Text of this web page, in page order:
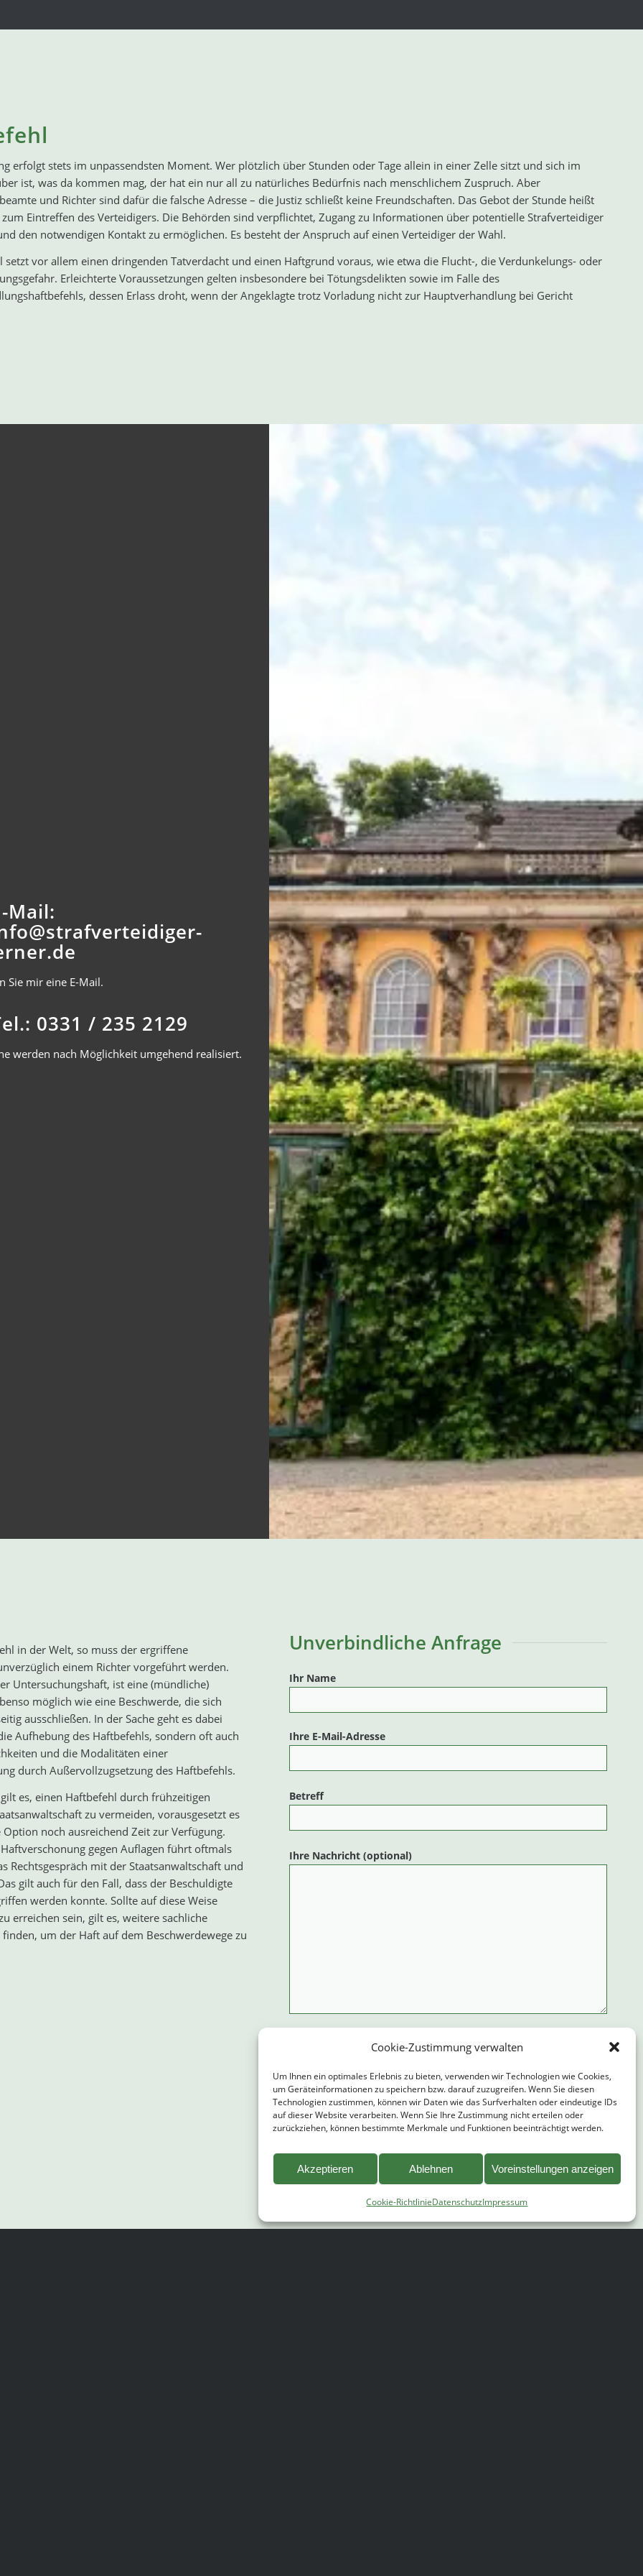
Cookie-Zustimmung verwalten
Um Ihnen ein optimales Erlebnis zu bieten, verwenden wir Technologien wie Cookies,
um Geräteinformationen zu speichern bzw. darauf zuzugreifen. Wenn Sie diesen
Technologien zustimmen, können wir Daten wie das Surfverhalten oder eindeutige IDs
auf dieser Website verarbeiten. Wenn Sie Ihre Zustimmung nicht erteilen oder
zurückziehen, können bestimmte Merkmale und Funktionen beeinträchtigt werden.
Akzeptieren Ablehnen Voreinstellungen anzeigen
Cookie-RichtlinieDatenschutzImpressum
erfolgt stets im unpassendsten Moment. Wer plötzlich über Stunden oder Tage allein in einer Zelle sitzt und sich im
ist, was da kommen mag, der hat ein nur all zu natürliches Bedürfnis nach menschlichem Zuspruch. Aber
und Richter sind dafür die falsche Adresse – die Justiz schließt keine Freundschaften. Das Gebot der Stunde heißt
Eintreffen des Verteidigers. Die Behörden sind verpflichtet, Zugang zu Informationen über potentielle Strafverteidiger
den notwendigen Kontakt zu ermöglichen. Es besteht der Anspruch auf einen Verteidiger der Wahl.
setzt vor allem einen dringenden Tatverdacht und einen Haftgrund voraus, wie etwa die Flucht-, die Verdunkelungs- oder
Erleichterte Voraussetzungen gelten insbesondere bei Tötungsdelikten sowie im Falle des
dessen Erlass droht, wenn der Angeklagte trotz Vorladung nicht zur Hauptverhandlung bei Gericht
Mail:
Sie mir eine E-Mail.
0331 / 235 2129
werden nach Möglichkeit umgehend realisiert.
in der Welt, so muss der ergriffene
einem Richter vorgeführt werden.
Untersuchungshaft, ist eine (mündliche)
möglich wie eine Beschwerde, die sich
ausschließen. In der Sache geht es dabei
Aufhebung des Haftbefehls, sondern oft auch
und die Modalitäten einer
durch Außervollzugsetzung des Haftbefehls.
es, einen Haftbefehl durch frühzeitigen
zu vermeiden, vorausgesetzt es
noch ausreichend Zeit zur Verfügung.
gegen Auflagen führt oftmals
Rechtsgespräch mit der Staatsanwaltschaft und
gilt auch für den Fall, dass der Beschuldigte
werden konnte. Sollte auf diese Weise
erreichen sein, gilt es, weitere sachliche
um der Haft auf dem Beschwerdewege zu
Unverbindliche Anfrage
Ihr Name
Ihre E-Mail-Adresse
Betreff
Ihre Nachricht (optional)
Bitte geben Sie die Zeichen ein:
Alternative: